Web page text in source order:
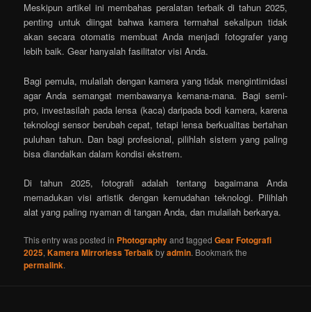
Meskipun artikel ini membahas peralatan terbaik di tahun 2025,
penting untuk diingat bahwa kamera termahal sekalipun tidak
akan secara otomatis membuat Anda menjadi fotografer yang
lebih baik. Gear hanyalah fasilitator visi Anda.
Bagi pemula, mulailah dengan kamera yang tidak mengintimidasi
agar Anda semangat membawanya kemana-mana. Bagi semi-
pro, investasilah pada lensa (kaca) daripada bodi kamera, karena
teknologi sensor berubah cepat, tetapi lensa berkualitas bertahan
puluhan tahun. Dan bagi profesional, pilihlah sistem yang paling
bisa diandalkan dalam kondisi ekstrem.
Di tahun 2025, fotografi adalah tentang bagaimana Anda
memadukan visi artistik dengan kemudahan teknologi. Pilihlah
alat yang paling nyaman di tangan Anda, dan mulailah berkarya.
This entry was posted in Photographyand taggedGear Fotografi
2025,Kamera Mirrorless Terbaikbyadmin. Bookmark the
permalink.